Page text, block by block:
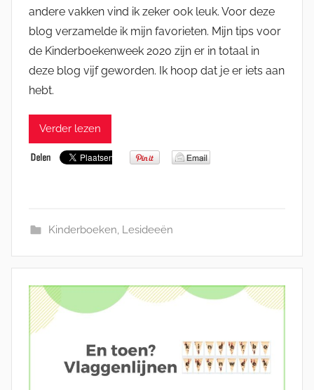
andere vakken vind ik zeker ook leuk. Voor deze
blog verzamelde ik mijn favorieten. Mijn tips voor
de Kinderboekenweek 2020 zijn er in totaal in
deze blog vijf geworden. Ik hoop dat je er iets aan
hebt.
Verder lezen
Kinderboeken, Lesideeën